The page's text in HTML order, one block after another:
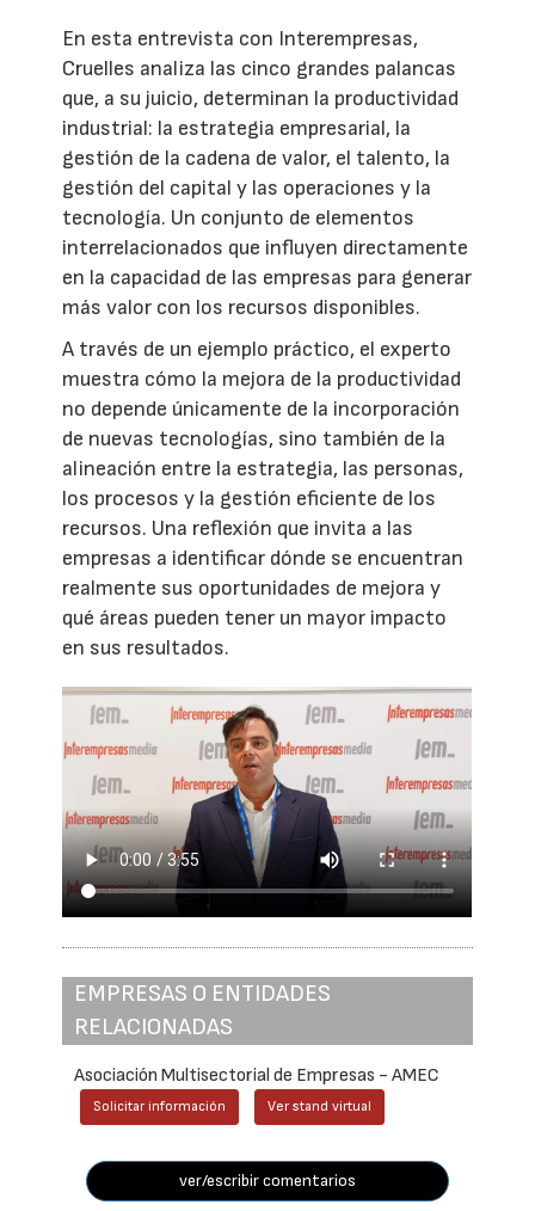
En esta entrevista con Interempresas,
Cruelles analiza las cinco grandes palancas
que, a su juicio, determinan la productividad
industrial: la estrategia empresarial, la
gestión de la cadena de valor, el talento, la
gestión del capital y las operaciones y la
tecnología. Un conjunto de elementos
interrelacionados que influyen directamente
en la capacidad de las empresas para generar
más valor con los recursos disponibles.
A través de un ejemplo práctico, el experto
muestra cómo la mejora de la productividad
no depende únicamente de la incorporación
de nuevas tecnologías, sino también de la
alineación entre la estrategia, las personas,
los procesos y la gestión eficiente de los
recursos. Una reflexión que invita a las
empresas a identificar dónde se encuentran
realmente sus oportunidades de mejora y
qué áreas pueden tener un mayor impacto
en sus resultados.
EMPRESAS O ENTIDADES
RELACIONADAS
Asociación Multisectorial de Empresas - AMEC
Solicitar información Ver stand virtual
ver/escribir comentarios